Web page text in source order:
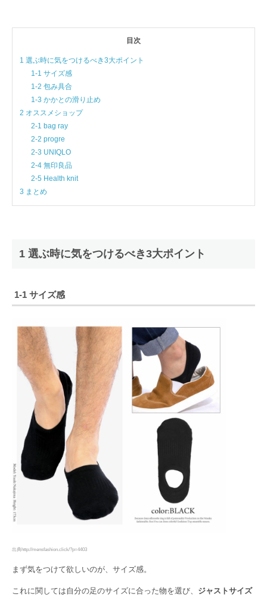
目次
1 選ぶ時に気をつけるべき3大ポイント
1-1 サイズ感
1-2 包み具合
1-3 かかとの滑り止め
2 オススメショップ
2-1 bag ray
2-2 progre
2-3 UNIQLO
2-4 無印良品
2-5 Health knit
3 まとめ
1 選ぶ時に気をつけるべき3大ポイント
1-1 サイズ感
出典http://mensfashion.click/?p=4403
まず気をつけて欲しいのが、サイズ感。
これに関しては自分の足のサイズに合った物を選び、 ジャストサイズ